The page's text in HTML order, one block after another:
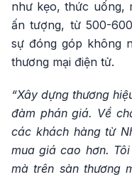
như kẹo, thức uống,
ấn tượng, từ 500-
sự đóng góp không
thương mại điện tử.
“Xây dựng thương
đàm phán giá. Về
các khách hàng từ
mua giá cao hơn.
mà trên sàn thương